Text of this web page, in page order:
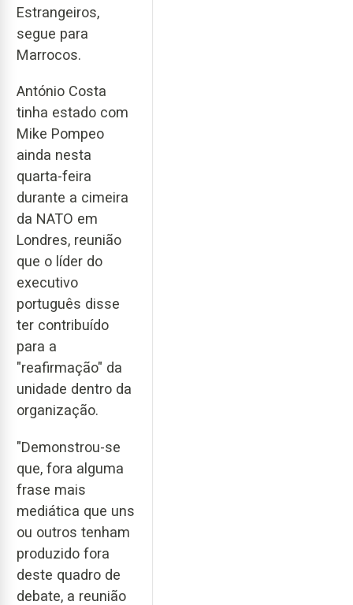
Estrangeiros,
segue para
Marrocos.
António Costa
tinha estado com
Mike Pompeo
ainda nesta
quarta-feira
durante a cimeira
da NATO em
Londres, reunião
que o líder do
executivo
português disse
ter contribuído
para a
"reafirmação" da
unidade dentro da
organização.
"Demonstrou-se
que, fora alguma
frase mais
mediática que uns
ou outros tenham
produzido fora
deste quadro de
debate, a reunião